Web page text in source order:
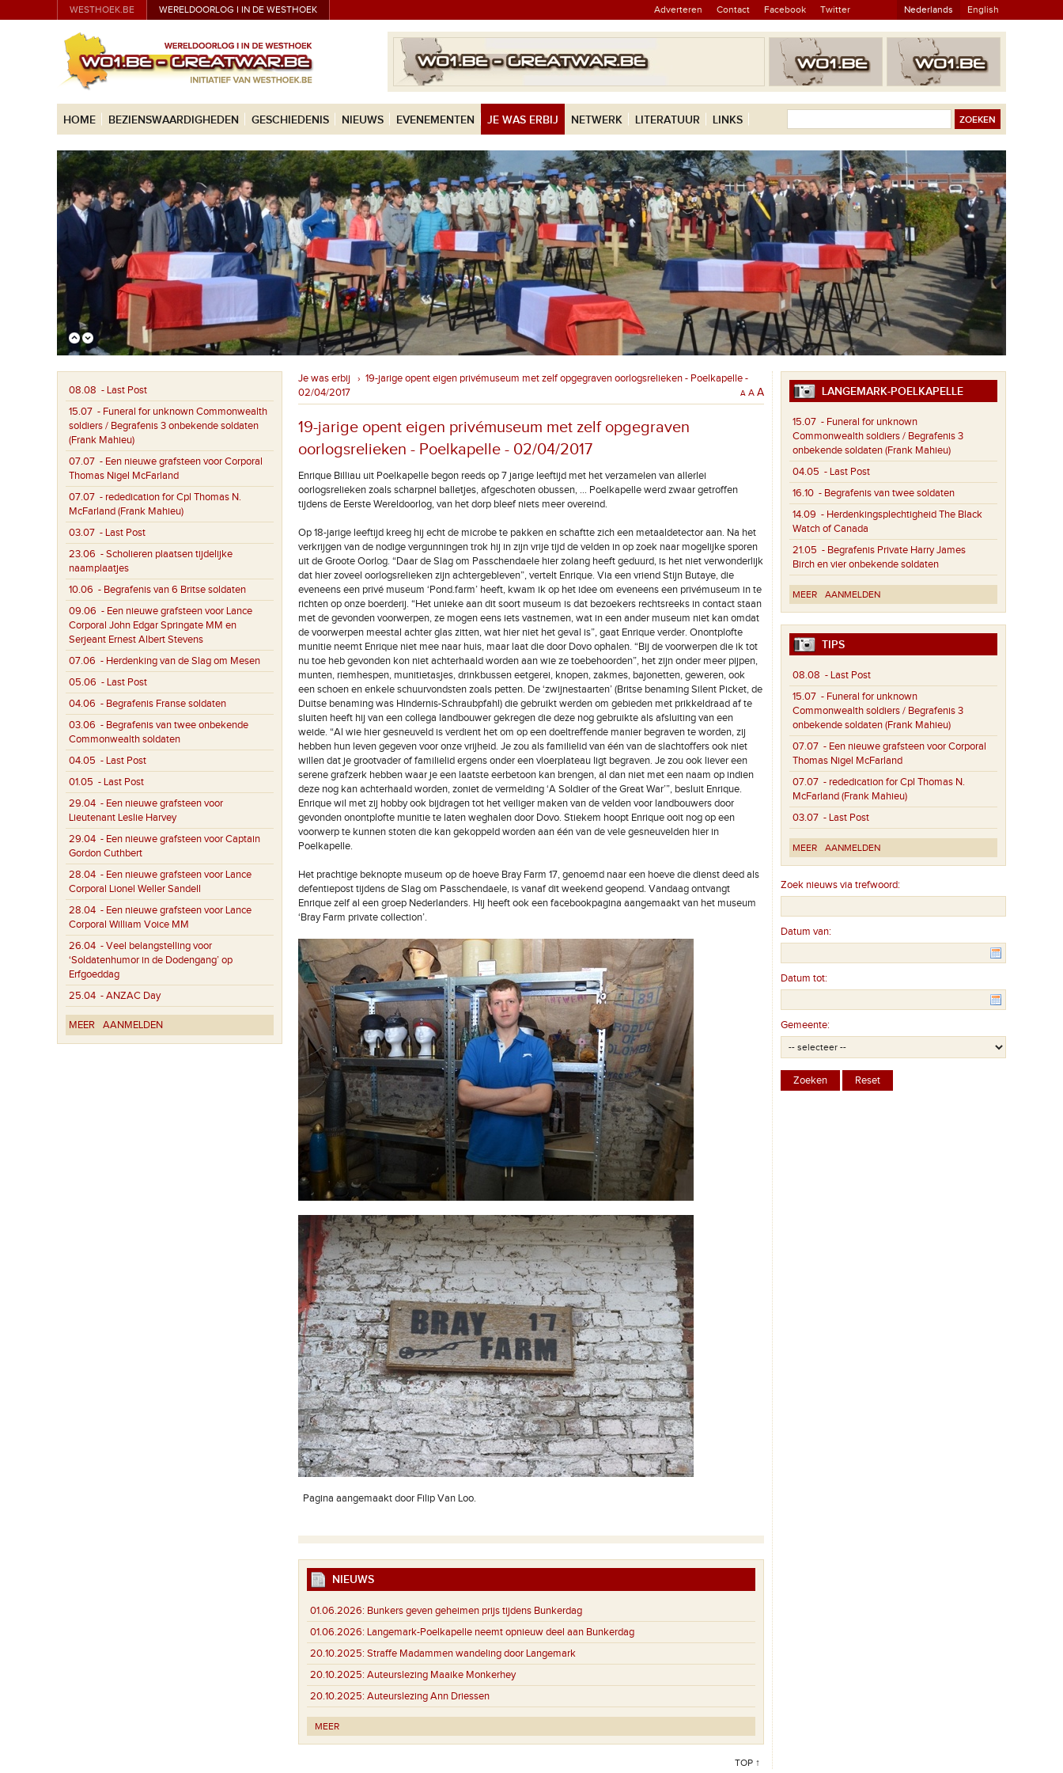
WESTHOEK.BE WERELDOORLOG I IN DE WESTHOEK Adverteren Contact Facebook Twitter Nederlands English
HOME BEZIENSWAARDIGHEDEN GESCHIEDENIS NIEUWS EVENEMENTEN JE WAS ERBIJ NETWERK LITERATUUR LINKS
08.08 - Last Post
15.07 - Funeral for unknown Commonwealth
soldiers / Begrafenis 3 onbekende soldaten
(Frank Mahieu)
07.07 - Een nieuwe grafsteen voor Corporal
Thomas Nigel McFarland
07.07 - rededication for Cpl Thomas N.
McFarland (Frank Mahieu)
03.07 - Last Post
23.06 - Scholieren plaatsen tijdelijke
naamplaatjes
10.06 - Begrafenis van 6 Britse soldaten
09.06 - Een nieuwe grafsteen voor Lance
Corporal John Edgar Springate MM en
Serjeant Ernest Albert Stevens
07.06 - Herdenking van de Slag om Mesen
05.06 - Last Post
04.06 - Begrafenis Franse soldaten
03.06 - Begrafenis van twee onbekende
Commonwealth soldaten
04.05 - Last Post
01.05 - Last Post
29.04 - Een nieuwe grafsteen voor
Lieutenant Leslie Harvey
29.04 - Een nieuwe grafsteen voor Captain
Gordon Cuthbert
28.04 - Een nieuwe grafsteen voor Lance
Corporal Lionel Weller Sandell
28.04 - Een nieuwe grafsteen voor Lance
Corporal William Voice MM
26.04 - Veel belangstelling voor
‘Soldatenhumor in de Dodengang’ op
Erfgoeddag
25.04 - ANZAC Day
MEER AANMELDEN
Je was erbij › 19-jarige opent eigen privémuseum met zelf opgegraven oorlogsrelieken - Poelkapelle -
02/04/2017
A A A
19-jarige opent eigen privémuseum met zelf opgegraven
oorlogsrelieken - Poelkapelle - 02/04/2017
Enrique Billiau uit Poelkapelle begon reeds op 7 jarige leeftijd met het verzamelen van allerlei
oorlogsrelieken zoals scharpnel balletjes, afgeschoten obussen, … Poelkapelle werd zwaar getroffen
tijdens de Eerste Wereldoorlog, van het dorp bleef niets meer overeind.
Op 18-jarige leeftijd kreeg hij echt de microbe te pakken en schaftte zich een metaaldetector aan. Na het
verkrijgen van de nodige vergunningen trok hij in zijn vrije tijd de velden in op zoek naar mogelijke sporen
uit de Groote Oorlog. “Daar de Slag om Passchendaele hier zolang heeft geduurd, is het niet verwonderlijk
dat hier zoveel oorlogsrelieken zijn achtergebleven”, vertelt Enrique. Via een vriend Stijn Butaye, die
eveneens een privé museum ‘Pond.farm’ heeft, kwam ik op het idee om eveneens een privémuseum in te
richten op onze boerderij. “Het unieke aan dit soort museum is dat bezoekers rechtsreeks in contact staan
met de gevonden voorwerpen, ze mogen eens iets vastnemen, wat in een ander museum niet kan omdat
de voorwerpen meestal achter glas zitten, wat hier niet het geval is”, gaat Enrique verder. Onontplofte
munitie neemt Enrique niet mee naar huis, maar laat die door Dovo ophalen. “Bij de voorwerpen die ik tot
nu toe heb gevonden kon niet achterhaald worden aan wie ze toebehoorden”, het zijn onder meer pijpen,
munten, riemhespen, munitietasjes, drinkbussen eetgerei, knopen, zakmes, bajonetten, geweren, ook
een schoen en enkele schuurvondsten zoals petten. De ‘zwijnestaarten’ (Britse benaming Silent Picket, de
Duitse benaming was Hindernis-Schraubpfahl) die gebruikt werden om gebieden met prikkeldraad af te
sluiten heeft hij van een collega landbouwer gekregen die deze nog gebruikte als afsluiting van een
weide. “Al wie hier gesneuveld is verdient het om op een doeltreffende manier begraven te worden, zij
hebben hun leven gegeven voor onze vrijheid. Je zou als familielid van één van de slachtoffers ook niet
willen dat je grootvader of familielid ergens onder een vloerplateau ligt begraven. Je zou ook liever een
serene grafzerk hebben waar je een laatste eerbetoon kan brengen, al dan niet met een naam op indien
deze nog kan achterhaald worden, zoniet de vermelding ‘A Soldier of the Great War’”, besluit Enrique.
Enrique wil met zij hobby ook bijdragen tot het veiliger maken van de velden voor landbouwers door
gevonden onontplofte munitie te laten weghalen door Dovo. Stiekem hoopt Enrique ooit nog op een
voorwerp te kunnen stoten die kan gekoppeld worden aan één van de vele gesneuvelden hier in
Poelkapelle.
Het prachtige beknopte museum op de hoeve Bray Farm 17, genoemd naar een hoeve die dienst deed als
defentiepost tijdens de Slag om Passchendaele, is vanaf dit weekend geopend. Vandaag ontvangt
Enrique zelf al een groep Nederlanders. Hij heeft ook een facebookpagina aangemaakt van het museum
‘Bray Farm private collection’.
Pagina aangemaakt door Filip Van Loo.
NIEUWS
01.06.2026: Bunkers geven geheimen prijs tijdens Bunkerdag
01.06.2026: Langemark-Poelkapelle neemt opnieuw deel aan Bunkerdag
20.10.2025: Straffe Madammen wandeling door Langemark
20.10.2025: Auteurslezing Maaike Monkerhey
20.10.2025: Auteurslezing Ann Driessen
MEER
TOP ↑
LANGEMARK-POELKAPELLE
15.07 - Funeral for unknown
Commonwealth soldiers / Begrafenis 3
onbekende soldaten (Frank Mahieu)
04.05 - Last Post
16.10 - Begrafenis van twee soldaten
14.09 - Herdenkingsplechtigheid The Black
Watch of Canada
21.05 - Begrafenis Private Harry James
Birch en vier onbekende soldaten
MEER AANMELDEN
TIPS
08.08 - Last Post
15.07 - Funeral for unknown
Commonwealth soldiers / Begrafenis 3
onbekende soldaten (Frank Mahieu)
07.07 - Een nieuwe grafsteen voor Corporal
Thomas Nigel McFarland
07.07 - rededication for Cpl Thomas N.
McFarland (Frank Mahieu)
03.07 - Last Post
MEER AANMELDEN
Zoek nieuws via trefwoord:
Datum van:
Datum tot:
Gemeente: